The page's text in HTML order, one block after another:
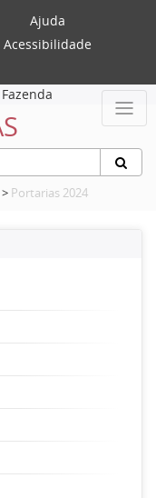
Ajuda
Acessibilidade
> Portarias 2024